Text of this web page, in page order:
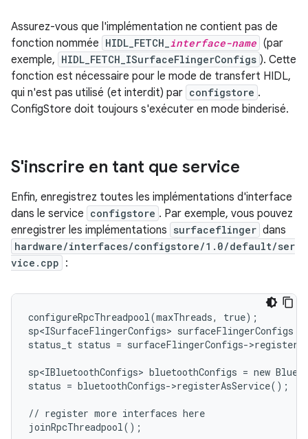
Assurez-vous que l'implémentation ne contient pas de
fonction nommée HIDL_FETCH_ interface-name (par
exemple, HIDL_FETCH_ISurfaceFlingerConfigs ). Cette
fonction est nécessaire pour le mode de transfert HIDL,
qui n'est pas utilisé (et interdit) par configstore .
ConfigStore doit toujours s'exécuter en mode binderisé.
S'inscrire en tant que service
Enfin, enregistrez toutes les implémentations d'interface
dans le service configstore . Par exemple, vous pouvez
enregistrer les implémentations surfaceflinger dans
hardware/interfaces/configstore/1.0/default/ser
vice.cpp :
configureRpcThreadpool(maxThreads, true);
sp<ISurfaceFlingerConfigs> surfaceFlingerConfigs
status_t status = surfaceFlingerConfigs-
sp<IBluetoothConfigs> bluetoothConfigs = new
status = bluetoothConfigs->registerAsService();
// register more interfaces here